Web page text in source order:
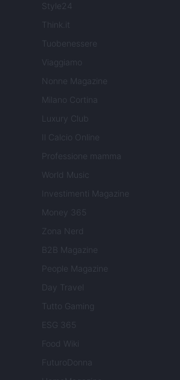
Style24
Think.it
Tuobenessere
Viaggiamo
Nonne Magazine
Milano Cortina
Luxury Club
Il Calcio Online
Professione mamma
World Music
Investimenti Magazine
Money 365
Zona Nerd
B2B Magazine
People Magazine
Day Travel
Tutto Gaming
ESG 365
Food Wiki
FuturoDonna